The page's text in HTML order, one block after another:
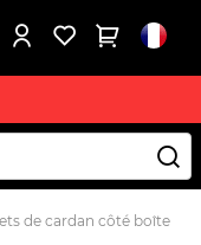
de cardan côté boîte –